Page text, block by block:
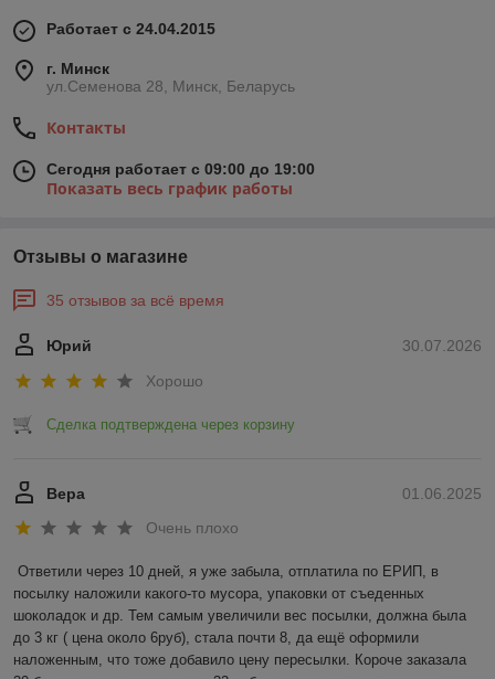
Работает с 24.04.2015
г. Минск
ул.Семенова 28, Минск, Беларусь
Контакты
Сегодня работает с 09:00 до 19:00
Показать весь график работы
Отзывы о магазине
35 отзывов за всё время
30.07.2026
Юрий
Хорошо
Сделка подтверждена через корзину
01.06.2025
Вера
Очень плохо
Ответили через 10 дней, я уже забыла, отплатила по ЕРИП, в
посылку наложили какого-то мусора, упаковки от съеденных
шоколадок и др. Тем самым увеличили вес посылки, должна была
до 3 кг ( цена около 6руб), стала почти 8, да ещё оформили
наложенным, что тоже добавило цену пересылки. Короче заказала